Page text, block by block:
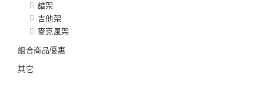
譜架
吉他架
麥克風架
組合商品優惠
其它